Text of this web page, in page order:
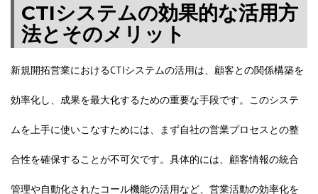
CTIシステムの効果的な活用方
法とそのメリット
新規開拓営業におけるCTIシステムの活用は、顧客との関係構築を
効率化し、成果を最大化するための重要な手段です。このシステ
ムを上手に使いこなすためには、まず自社の営業プロセスとの整
合性を確保することが不可欠です。具体的には、顧客情報の統合
管理や自動化されたコール機能の活用など、営業活動の効率化を